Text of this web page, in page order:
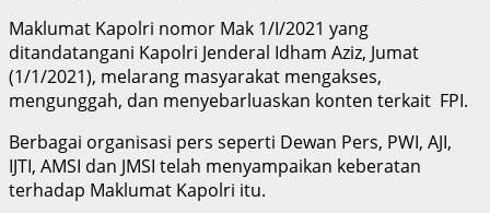
Maklumat Kapolri nomor Mak 1/I/2021 yang
ditandatangani Kapolri Jenderal Idham Aziz, Jumat
(1/1/2021), melarang masyarakat mengakses,
mengunggah, dan menyebarluaskan konten terkait FPI.
Berbagai organisasi pers seperti Dewan Pers, PWI, AJI,
IJTI, AMSI dan JMSI telah menyampaikan keberatan
terhadap Maklumat Kapolri itu.